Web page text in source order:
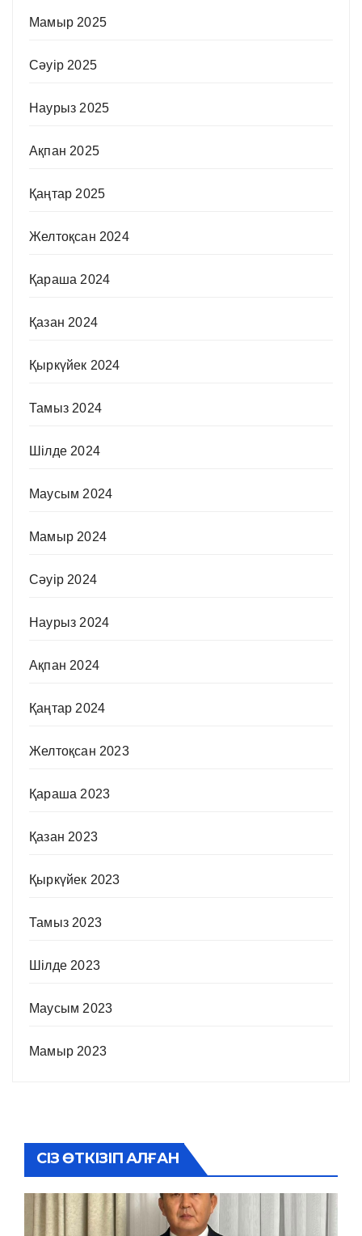
Мамыр 2025
Сәуір 2025
Наурыз 2025
Ақпан 2025
Қаңтар 2025
Желтоқсан 2024
Қараша 2024
Қазан 2024
Қыркүйек 2024
Тамыз 2024
Шілде 2024
Маусым 2024
Мамыр 2024
Сәуір 2024
Наурыз 2024
Ақпан 2024
Қаңтар 2024
Желтоқсан 2023
Қараша 2023
Қазан 2023
Қыркүйек 2023
Тамыз 2023
Шілде 2023
Маусым 2023
Мамыр 2023
СІЗ ӨТКІЗІП АЛҒАН